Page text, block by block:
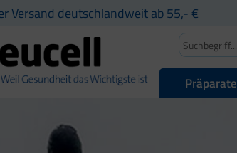
Versand deutschlandweit ab 55,- €
Präparate